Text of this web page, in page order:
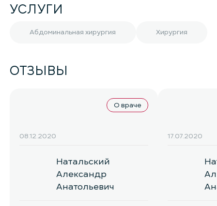
УСЛУГИ
Абдоминальная хирургия Хирургия
ОТЗЫВЫ
08.12.2020
О враче
Натальский
Александр
Анатольевич
17.07.2020